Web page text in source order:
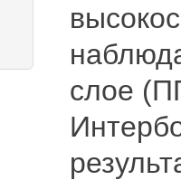
слое